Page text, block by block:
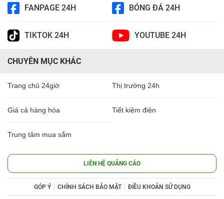
FANPAGE 24H BÓNG ĐÁ 24H
TIKTOK 24H YOUTUBE 24H
CHUYÊN MỤC KHÁC
Trang chủ 24giờ Thị trường 24h
Giá cả hàng hóa Tiết kiệm điện
Trung tâm mua sắm
LIÊN HỆ QUẢNG CÁO
GÓP Ý CHÍNH SÁCH BẢO MẬT ĐIỀU KHOẢN SỬ DỤNG